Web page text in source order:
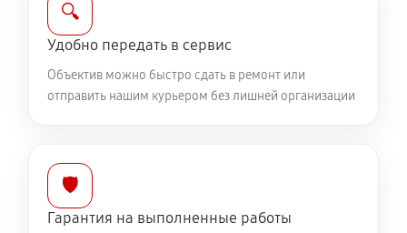
Ремонт передней линзы объектива
720 руб 60 минут
Ремонт механических узлов
Ремонт кольца зуммирования
🔍
Удобно передать в сервис
Объектив можно быстро сдать в ремонт или
отправить нашим курьером без лишней организации
🛡️
Гарантия на выполненные работы